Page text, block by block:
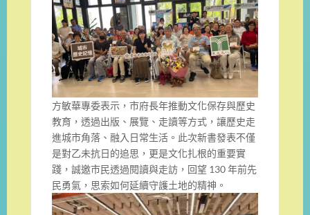
方敏華專委表示，市府長年推動文化保存與歷史
教育，透過出版、展覽、走讀等方式，讓歷史走
進城市角落、融入日常生活。此次新書發表不僅
是對乙未抗日的追思，更是文化扎根的重要實
踐，誠邀市民透過閱讀與走訪，回望 130 年前先
民勇氣，思索如何延續守護土地的精神。